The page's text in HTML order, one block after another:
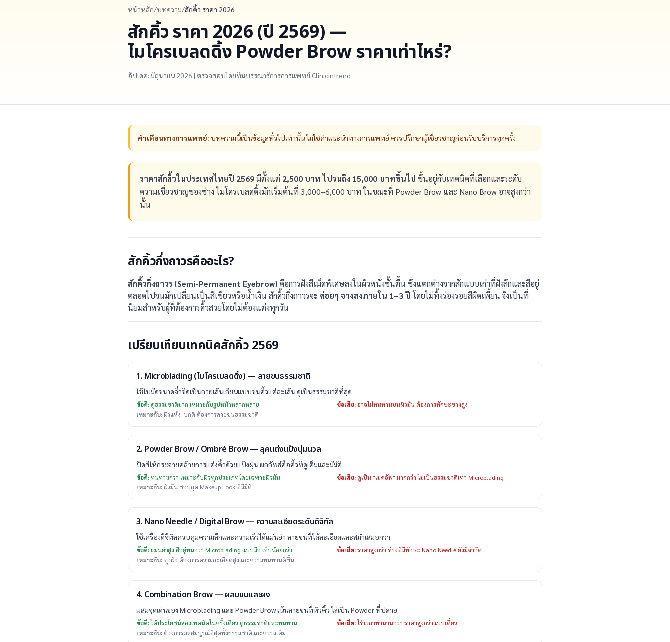
หน้าหลัก/บทความ/สักคิ้ว ราคา 2026
สักคิ้ว ราคา 2026 (ปี 2569) —
ไมโครเบลดดิ้ง Powder Brow ราคาเท่าไหร่?
อัปเดต: มิถุนายน 2026 | ตรวจสอบโดยทีมบรรณาธิการการแพทย์ Clinicintrend
คำเตือนทางการแพทย์: บทความนี้เป็นข้อมูลทั่วไปเท่านั้น ไม่ใช่คำแนะนำทางการแพทย์ ควรปรึกษาผู้เชี่ยวชาญก่อนรับบริการทุกครั้ง
ราคาสักคิ้วในประเทศไทยปี 2569มีตั้งแต่ 2,500 บาท ไปจนถึง 15,000 บาทขึ้นไป ขึ้นอยู่กับเทคนิคที่เลือกและระดับ
ความเชี่ยวชาญของช่าง ไมโครเบลดดิ้งมักเริ่มต้นที่ 3,000–6,000 บาท ในขณะที่ Powder Brow และ Nano Brow อาจสูงกว่า
นั้น
สักคิ้วกึ่งถาวรคืออะไร?
สักคิ้วกึ่งถาวร (Semi-Permanent Eyebrow) คือการฝังสีเม็ดพิเศษลงในผิวหนังชั้นตื้น ซึ่งแตกต่างจากสักแบบเก่าที่ฝังลึกและสีอยู่
ตลอดไปจนมักเปลี่ยนเป็นสีเขียวหรือน้ำเงิน สักคิ้วกึ่งถาวรจะ ค่อยๆ จางลงภายใน 1–3 ปี โดยไม่ทิ้งร่องรอยสีผิดเพี้ยน จึงเป็นที่
นิยมสำหรับผู้ที่ต้องการคิ้วสวยโดยไม่ต้องแต่งทุกวัน
เปรียบเทียบเทคนิคสักคิ้ว 2569
1. Microblading (ไมโครเบลดดิ้ง) — ลายขนธรรมชาติ
ใช้ใบมีดขนาดจิ๋วขีดเป็นลายเส้นเลียนแบบขนคิ้วแต่ละเส้น ดูเป็นธรรมชาติที่สุด
ข้อดี: ดูธรรมชาติมาก เหมาะกับรูปหน้าหลากหลาย ข้อเสีย:อาจไม่ทนทานบนผิวมัน ต้องการทักษะช่างสูง
เหมาะกับ: ผิวแห้ง–ปกติ ต้องการลายขนธรรมชาติ
2. Powder Brow / Ombré Brow — ลุคแต่งแป้งนุ่มนวล
ปัดสีให้กระจายคล้ายการแต่งคิ้วด้วยแป้งฝุ่น ผลลัพธ์คือคิ้วที่ดูเต็มและมีมิติ
ข้อดี:ทนทานกว่า เหมาะกับผิวทุกประเภทโดยเฉพาะผิวมัน ข้อเสีย: ดูเป็น "เมคอัพ" มากกว่า ไม่เป็นธรรมชาติเท่า Microblading
เหมาะกับ: ผิวมัน ชอบลุค Makeup Look ที่มีมิติ
3. Nano Needle / Digital Brow — ความละเอียดระดับดิจิทัล
ใช้เครื่องดิจิทัลควบคุมความลึกและความเร็วได้แม่นยำ ลายขนที่ได้ละเอียดและสม่ำเสมอกว่า
ข้อดี: แม่นยำสูง สีอยู่ทนกว่า Microblading แบบมือ เจ็บน้อยกว่า ข้อเสีย:ราคาสูงกว่า ช่างที่มีทักษะ Nano Needle ยังมีจำกัด
เหมาะกับ:ทุกผิว ต้องการความละเอียดสูงและความทนทานดีขึ้น
4. Combination Brow — ผสมขนและผง
ผสมจุดเด่นของ Microblading และ Powder Brow เน้นลายขนที่หัวคิ้ว ไล่เป็น Powder ที่ปลาย
ข้อดี:ได้ประโยชน์สองเทคนิคในครั้งเดียว ดูธรรมชาติและทนทาน ข้อเสีย:ใช้เวลาทำนานกว่า ราคาสูงกว่าแบบเดี่ยว
เหมาะกับ: ต้องการผลสมบูรณ์ที่สุดทั้งธรรมชาติและความเต็ม